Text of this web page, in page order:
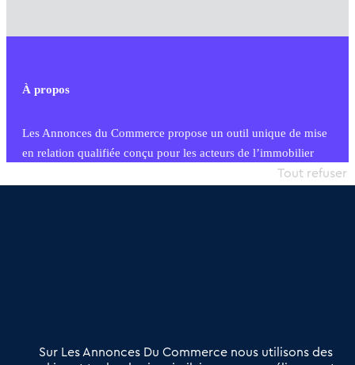
À propos
Les Annonces du Commerce propose un outil unique de mise
en relation qualifiée conçu pour les acteurs de l’immobilier
commercial et les collectivités territoriales, simple et intégrant
Offres Pro
Actualités
Sur Les Annonces Du Commerce nous utilisons des
Tout refuser